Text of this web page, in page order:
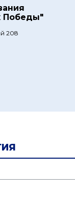
Победы"
208